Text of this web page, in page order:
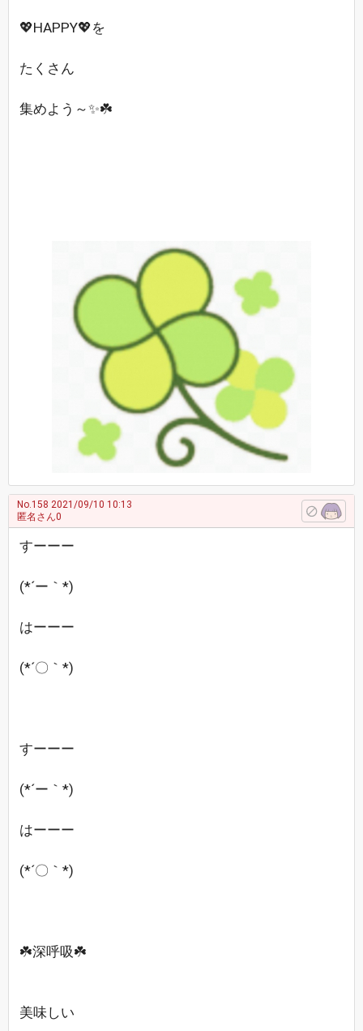
💖HAPPY💖を
たくさん
集めよう～✨☘️
No.158 2021/09/10 10:13
匿名さん0
すーーー
(*´ー｀*)
はーーー
(*´〇｀*)
すーーー
(*´ー｀*)
はーーー
(*´〇｀*)
☘️深呼吸☘️
美味しい